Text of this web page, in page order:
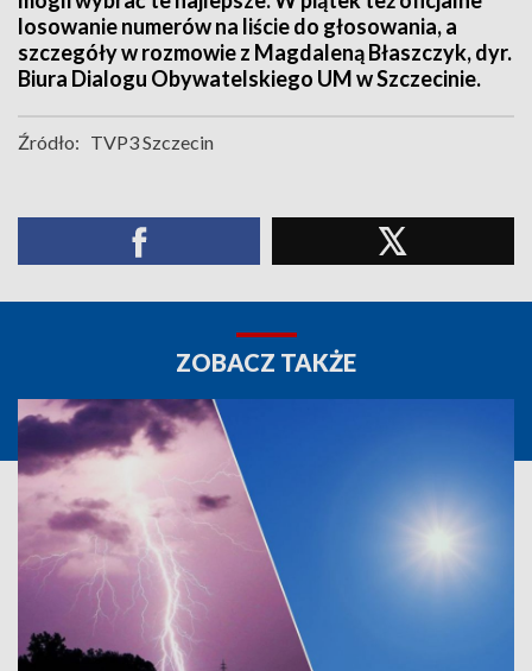
losowanie numerów na liście do głosowania, a
szczegóły w rozmowie z Magdaleną Błaszczyk, dyr.
Biura Dialogu Obywatelskiego UM w Szczecinie.
Źródło: TVP3 Szczecin
ZOBACZ TAKŻE